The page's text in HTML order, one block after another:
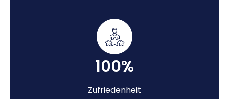
100%
Zufriedenheit